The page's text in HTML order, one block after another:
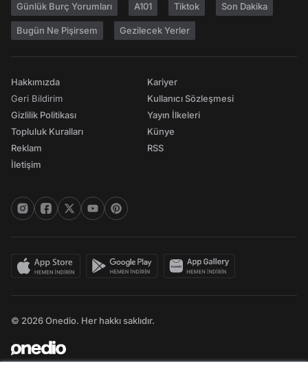
Günlük Burç Yorumları A101 Tiktok Son Dakika
Bugün Ne Pişirsem Gezilecek Yerler
Hakkımızda
Geri Bildirim
Gizlilik Politikası
Topluluk Kuralları
Reklam
İletişim
Kariyer
Kullanıcı Sözleşmesi
Yayın İlkeleri
Künye
RSS
© 2026 Onedio. Her hakkı saklıdır.